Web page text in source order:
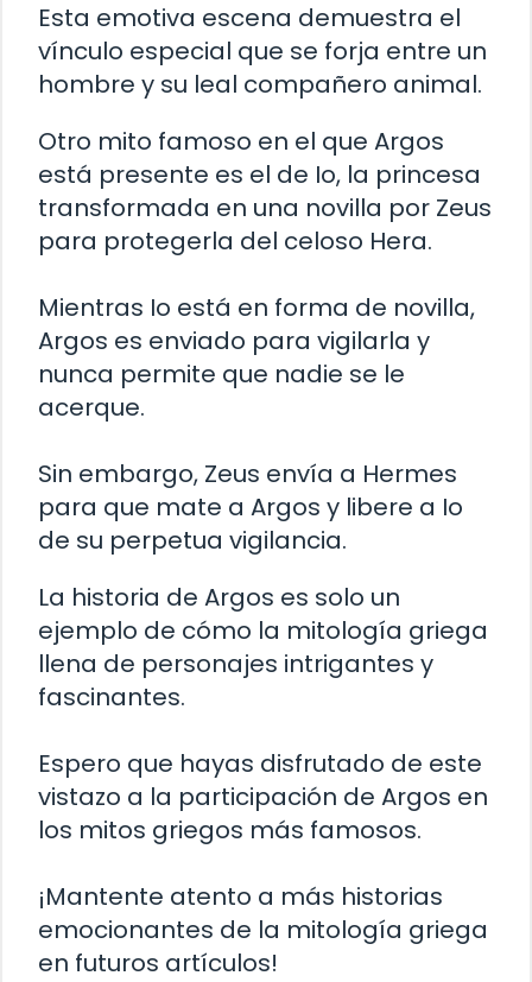
Esta emotiva escena demuestra el
vínculo especial que se forja entre un
hombre y su leal compañero animal.
Otro mito famoso en el que Argos
está presente es el de Io, la princesa
transformada en una novilla por Zeus
para protegerla del celoso Hera.
Mientras Io está en forma de novilla,
Argos es enviado para vigilarla y
nunca permite que nadie se le
acerque.
Sin embargo, Zeus envía a Hermes
para que mate a Argos y libere a Io
de su perpetua vigilancia.
La historia de Argos es solo un
ejemplo de cómo la mitología griega
llena de personajes intrigantes y
fascinantes.
Espero que hayas disfrutado de este
vistazo a la participación de Argos en
los mitos griegos más famosos.
¡Mantente atento a más historias
emocionantes de la mitología griega
en futuros artículos!